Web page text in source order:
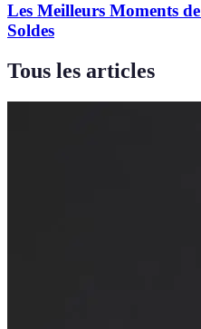
Les Meilleurs Moments
Soldes
Tous les articles